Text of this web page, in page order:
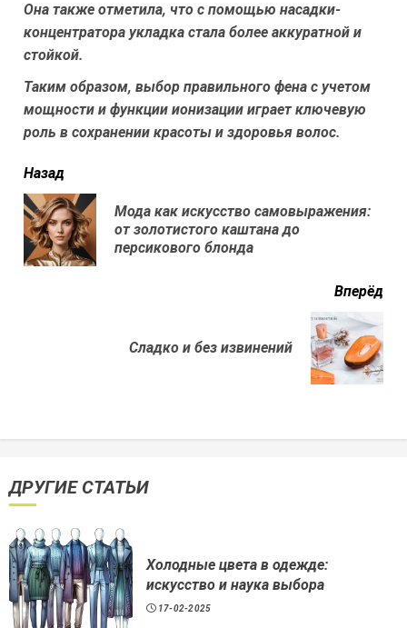
Она также отметила, что с помощью насадки-
концентратора укладка стала более аккуратной и
стойкой.
Таким образом, выбор правильного фена с учетом
мощности и функции ионизации играет ключевую
роль в сохранении красоты и здоровья волос.
читать
еще
Назад
Мода как искусство самовыражения:
от золотистого каштана до
персикового блонда
Вперёд
Сладко и без извинений
ДРУГИЕ СТАТЬИ
Холодные цвета в одежде:
искусство и наука выбора
17-02-2025